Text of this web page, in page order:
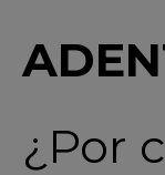
¿Por